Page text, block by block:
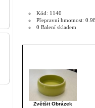
Kód: 1140
Přepravní hmotnost:
0 Balení skladem
Zvětšit Obrázek